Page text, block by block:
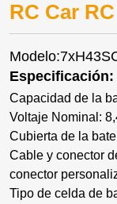
RC Car
Especificación:
Capacidad de la
Voltaje Nominal:
Cubierta de la
Cable y conector
conector
Tipo de celda de